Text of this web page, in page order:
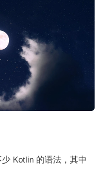
Kotlin 的语法，其中